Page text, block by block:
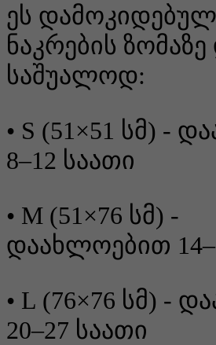
ეს
ნაკრების ზომაზე
საშუალოდ:
• S (51×51 სმ) -
8–12 საათი
• M (51×76 სმ) -
დაახლოებით
• L (76×76 სმ) -
20–27 საათი